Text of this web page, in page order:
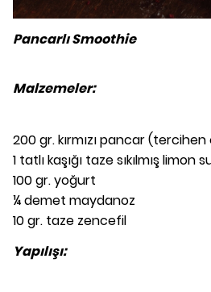
Pancarlı Smoothie
Malzemeler:
200 gr. kırmızı pancar
1 tatlı kaşığı taze sıkılmış limon
100 gr. yoğurt
¼ demet maydanoz
10 gr. taze zencefil
Yapılışı: